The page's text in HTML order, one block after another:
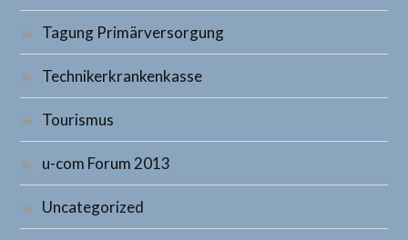
Tagung Primärversorgung
Technikerkrankenkasse
Tourismus
u-com Forum 2013
Uncategorized